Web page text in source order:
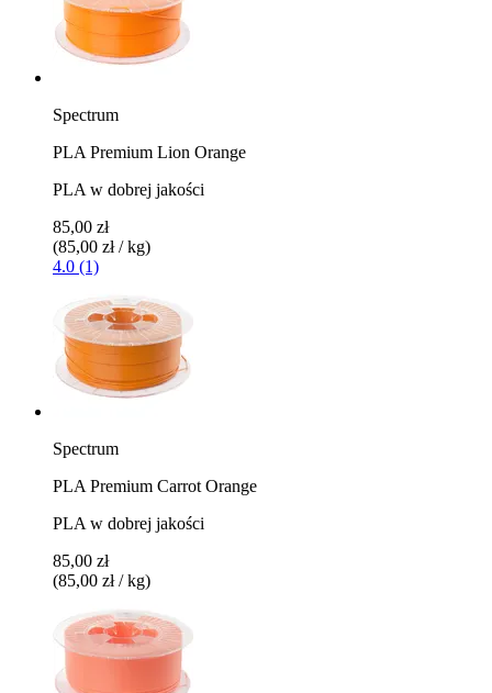
Spectrum
PLA Premium Lion Orange
PLA w dobrej jakości
85,00 zł
(85,00 zł / kg)
4.0 (1)
Spectrum
PLA Premium Carrot Orange
PLA w dobrej jakości
85,00 zł
(85,00 zł / kg)